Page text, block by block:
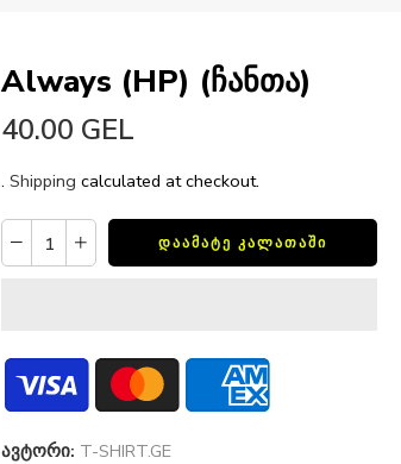
Always (HP) (ჩანთა)
40.00 GEL
. Shipping calculated at checkout.
ᲓᲐᲐᲛᲐᲢᲔ ᲙᲐᲚᲐᲗᲐᲨᲘ
ავტორი: T-SHIRT.GE